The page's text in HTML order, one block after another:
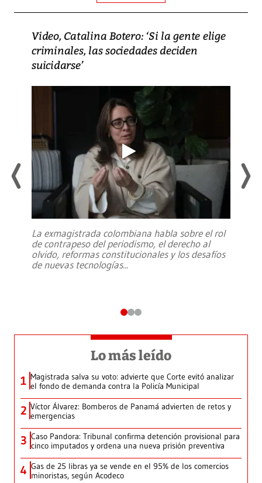
Video, Catalina Botero: ‘Si la gente elige
criminales, las sociedades deciden
suicidarse’
La exmagistrada colombiana habla sobre el rol
de contrapeso del periodismo, el derecho al
olvido, reformas constitucionales y los desafíos
de nuevas tecnologías...
Lo más leído
1 Magistrada salva su voto: advierte que Corte evitó analizar
el fondo de demanda contra la Policía Municipal
2 Víctor Álvarez: Bomberos de Panamá advierten de retos y
emergencias
3 Caso Pandora: Tribunal confirma detención provisional para
cinco imputados y ordena una nueva prisión preventiva
4 Gas de 25 libras ya se vende en el 95% de los comercios
minoristas, según Acodeco